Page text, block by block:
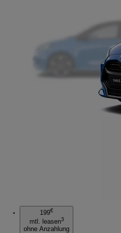
199€
mtl. leasen3
ohne Anzahlung